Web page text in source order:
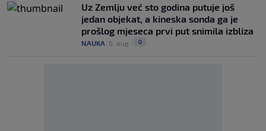
Uz Zemlju već sto godina putuje još
jedan objekat, a kineska sonda ga je
prošlog mjeseca prvi put snimila izbliza
NAUKA 6. aug. 0